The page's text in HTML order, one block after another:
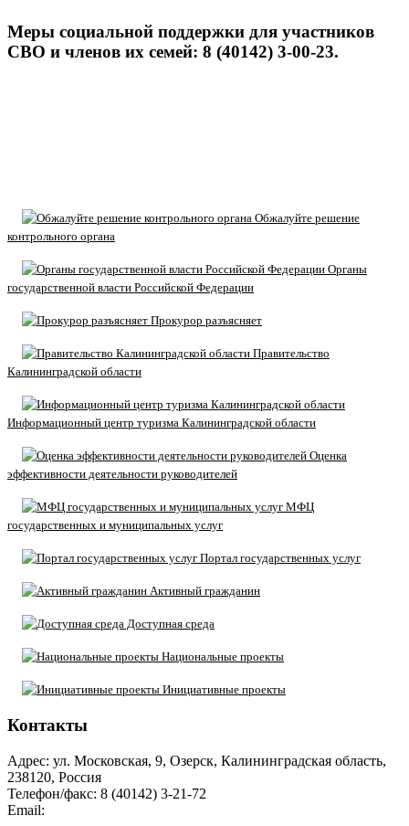
Меры социальной поддержки для участников
СВО и членов их семей: 8 (40142) 3-00-23.
Обжалуйте решение
контрольного органа
Органы
государственной власти Российской Федерации
Прокурор разъясняет
Правительство
Калининградской области
Информационный центр туризма Калининградской области
Оценка
эффективности деятельности руководителей
МФЦ
государственных и муниципальных услуг
Портал государственных услуг
Активный гражданин
Доступная среда
Национальные проекты
Инициативные проекты
Контакты
Адрес: ул. Московская, 9, Озерск, Калининградская область,
238120, Россия
Телефон/факс: 8 (40142) 3-21-72
Email: